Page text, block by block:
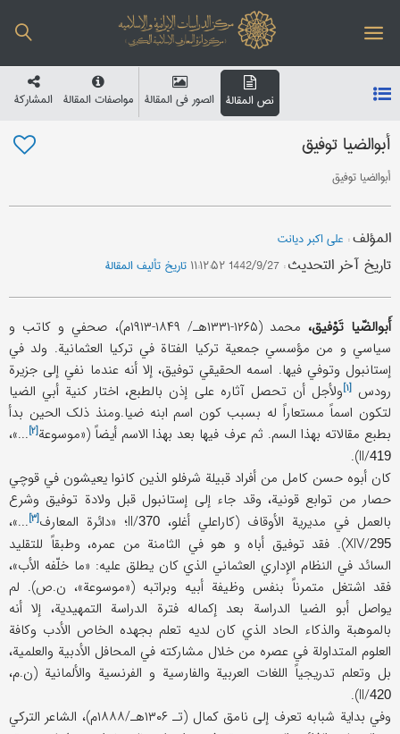
نص المقالة الصور في المقالة مواصفات المقالة المشارکة
أبوالضیا توفیق
أبوالضیا توفیق
المؤلف: علی اکبر دیانت
تاریخ آخر التحدیث: 1442/9/27 ۱۱:۱۲:۵۲ تاریخ تألیف المقالة
أَبوالضّیا تَوْفیق،
محمد (۱۲۶۵-۱۳۳۱هـ/ ۱۸۴۹-۱۹۱۳م)، صحفي و کاتب و
سیاسي و من مؤسسي جمعیة ترکیا الفتاة في ترکیا العثمانیة. ولد في
إستانبول وتوفي فیها. اسمه الحقیقي توفیق، إلا أنه عندما نفي إلی جزیرة
رودس[۱] ولأجل أن تحصل آثاره علی إذن بالطبع، اختار کنیة أبي الضیا
لتکون اسماً مستعاراً له بسبب کون اسم ابنه ضیا.ومنذ ذلک الحین بدأ
بطبع مقالاته بهذا السم. ثم عرف فیها بعد بهذا الاسم أیضاً («موسوعة[۲] ...»،
II/419
).
کان أبوه حسن کامل من أفراد قبیلة شرفلو الذین کانوا یعیشون في قوچي
حصار من توابع قونیة، وقد جاء إلی إستانبول قبل ولادة توفیق وشرع
بالعمل في مدیریة الأوقاف (کاراعلي أغلو، II/ 370 ؛ «دائرة المعارف[۳] ...»،
XIV/295
). فقد توفیق أباه و هو في الثامنة من عمره، وطبقاً للتقلید
السائد في النظام الإداري العثماني الذي کان یطلق علیه: «ما خلّفه الأب»،
فقد اشتغل متمرناً بنفس وظیفة أبیه وبراتبه («موسوعة»، ن.ص). لم
یواصل أبو الضیا الدراسة بعد إکماله فترة الدراسة التمهیدیة، إلا أنه
بالموهبة والذکاء الحاد الذي کان لدیه تعلم بجهده الخاص الأدب وکافة
العلوم المتداولة في عصره من خلال مشارکته في المحافل الأدبیة والعلمیة،
بل وتعلم تدریجیاً اللغات العربیة والفارسیة و الفرنسیة والألمانیة (ن.م،
II/420
).
وفي بدایة شبابه تعرف إلی نامق کمال (تـ ۱۳۰۶هـ/۱۸۸۸م)، الشاعر الترکي